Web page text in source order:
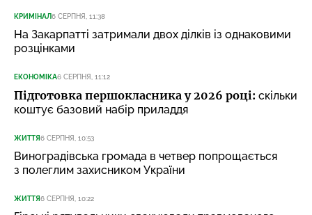
КРИМІНАЛ6 СЕРПНЯ, 11:38
На Закарпатті затримали двох ділків із однаковими
розцінками
ЕКОНОМІКА6 СЕРПНЯ, 11:12
Підготовка першокласника у 2026 році: скільки
коштує базовий набір приладдя
ЖИТТЯ6 СЕРПНЯ, 10:53
Виноградівська громада в четвер попрощається
з полеглим захисником України
ЖИТТЯ6 СЕРПНЯ, 10:22